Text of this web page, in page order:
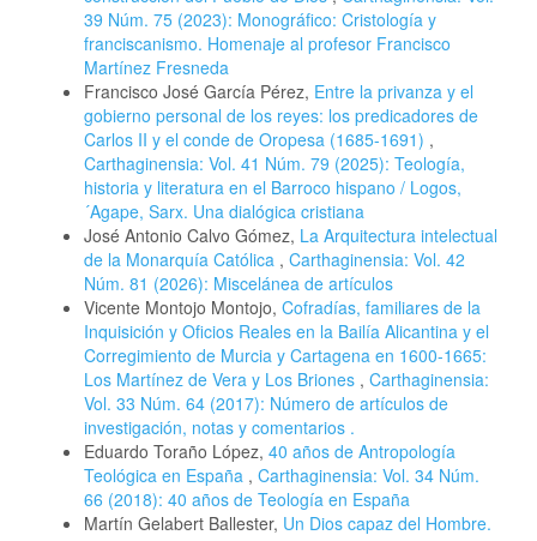
39 Núm. 75 (2023): Monográfico: Cristología y
franciscanismo. Homenaje al profesor Francisco
Martínez Fresneda
Francisco José García Pérez, Entre la privanza y el
gobierno personal de los reyes: los predicadores de
Carlos II y el conde de Oropesa (1685-1691) ,
Carthaginensia: Vol. 41 Núm. 79 (2025): Teología,
historia y literatura en el Barroco hispano / Logos,
´Agape, Sarx. Una dialógica cristiana
José Antonio Calvo Gómez, La Arquitectura intelectual
de la Monarquía Católica , Carthaginensia: Vol. 42
Núm. 81 (2026): Miscelánea de artículos
Vicente Montojo Montojo, Cofradías, familiares de la
Inquisición y Oficios Reales en la Bailía Alicantina y el
Corregimiento de Murcia y Cartagena en 1600-1665:
Los Martínez de Vera y Los Briones , Carthaginensia:
Vol. 33 Núm. 64 (2017): Número de artículos de
investigación, notas y comentarios .
Eduardo Toraño López, 40 años de Antropología
Teológica en España , Carthaginensia: Vol. 34 Núm.
66 (2018): 40 años de Teología en España
Martín Gelabert Ballester, Un Dios capaz del Hombre.